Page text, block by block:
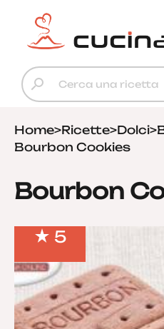
Home>Ricette>Dolci>
Bourbon Cookies
Bourbon
5